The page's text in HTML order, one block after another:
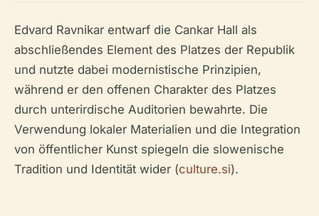
Edvard Ravnikar entwarf die Cankar Hall als
abschließendes Element des Platzes der Republik
und nutzte dabei modernistische Prinzipien,
während er den offenen Charakter des Platzes
durch unterirdische Auditorien bewahrte. Die
Verwendung lokaler Materialien und die Integration
von öffentlicher Kunst spiegeln die slowenische
Tradition und Identität wider (culture.si).